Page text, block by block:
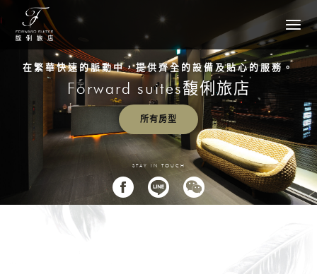
在繁華快速的脈動中，提供齊全的設備及貼心的服務。
Forward suites馥俐旅店
所有房型
STAY IN TOUCH